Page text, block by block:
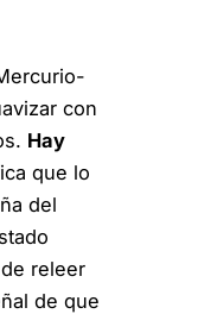
con
Hay
que lo
del
releer
de que